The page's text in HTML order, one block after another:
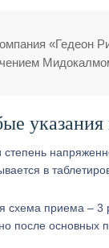
«Гедеон
в
приема – 3
после основных